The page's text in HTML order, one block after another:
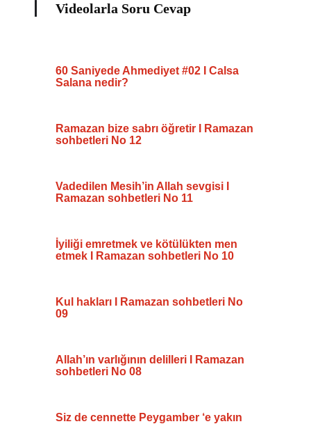
Videolarla Soru Cevap
60 Saniyede Ahmediyet #02 I Calsa
Salana nedir?
Ramazan bize sabrı öğretir I Ramazan
sohbetleri No 12
Vadedilen Mesih’in Allah sevgisi I
Ramazan sohbetleri No 11
İyiliği emretmek ve kötülükten men
etmek I Ramazan sohbetleri No 10
Kul hakları I Ramazan sohbetleri No
09
Allah’ın varlığının delilleri I Ramazan
sohbetleri No 08
Siz de cennette Peygamber ‘e yakın